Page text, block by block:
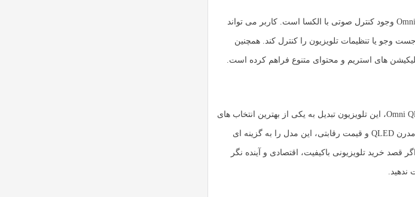
وجود کنترل صوتی با الکسا است. کاربر می تواند
وجو یا تنظیمات تلویزیون را کنترل کند. همچنین
های استریم و محتوای متنوع فراهم کرده است.
با توجه به تخفیف فعلی و امکانات برجسته ی Omni QLED، این تلویزیون تبدیل به یکی از بهترین انتخاب های
اقتصادی در سال جاری شده است. ترکیب فناوری مدرن QLED و قیمت رقابتی، این مدل را به گزینه ای
خرید تلویزیونی باکیفیت، اقتصادی و آینده نگر